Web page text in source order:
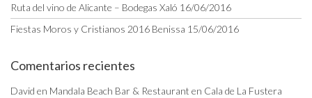
Ruta del vino de Alicante – Bodegas Xaló 16/06/2016
Fiestas Moros y Cristianos 2016 Benissa 15/06/2016
Comentarios recientes
David en Mandala Beach Bar & Restaurant en Cala de La Fustera